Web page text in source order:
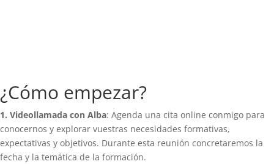
¿Cómo empezar?
1. Videollamada con Alba: Agenda una cita online conmigo para
conocernos y explorar vuestras necesidades formativas,
expectativas y objetivos. Durante esta reunión concretaremos la
fecha y la temática de la formación.